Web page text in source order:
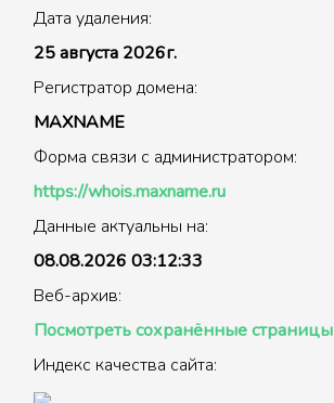
Дата удаления:
25 августа 2026г.
Регистратор домена:
MAXNAME
Форма связи с администратором:
https://whois.maxname.ru
Данные актуальны на:
08.08.2026 03:12:33
Веб-архив:
Посмотреть сохранённые страницы
Индекс качества сайта: